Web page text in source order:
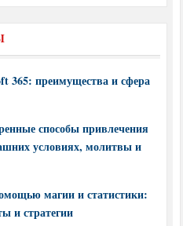
365: преимущества и сфера
способы привлечения
условиях, молитвы и
магии и статистики:
и стратегии